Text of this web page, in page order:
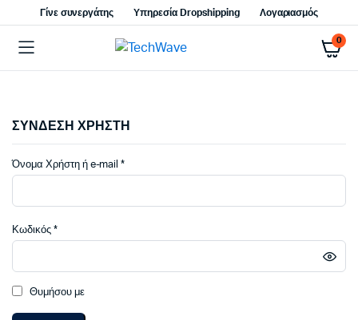
Γίνε συνεργάτης Υπηρεσία Dropshipping Λογαριασμός
0
ΣΥΝΔΕΣΗ ΧΡΗΣΤΗ
Όνομα Χρήστη ή e-mail*Απαιτείται
Κωδικός *Απαιτείται
Θυμήσου με